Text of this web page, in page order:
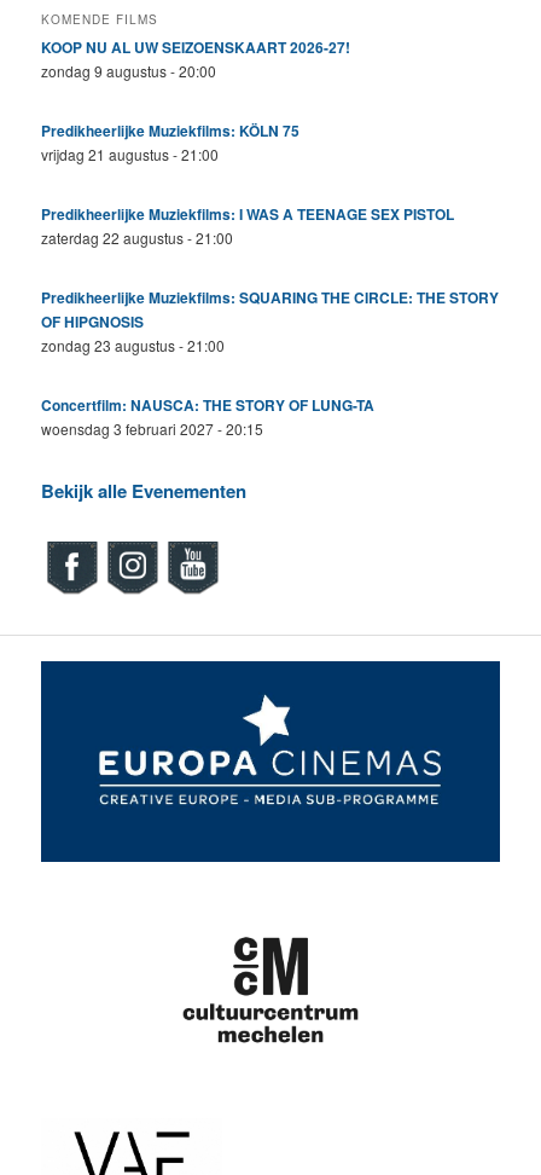
KOMENDE FILMS
KOOP NU AL UW SEIZOENSKAART 2026-27!
zondag 9 augustus - 20:00
Predikheerlijke Muziekfilms: KÖLN 75
vrijdag 21 augustus - 21:00
Predikheerlijke Muziekfilms: I WAS A TEENAGE SEX PISTOL
zaterdag 22 augustus - 21:00
Predikheerlijke Muziekfilms: SQUARING THE CIRCLE: THE STORY
OF HIPGNOSIS
zondag 23 augustus - 21:00
Concertfilm: NAUSCA: THE STORY OF LUNG-TA
woensdag 3 februari 2027 - 20:15
Bekijk alle Evenementen